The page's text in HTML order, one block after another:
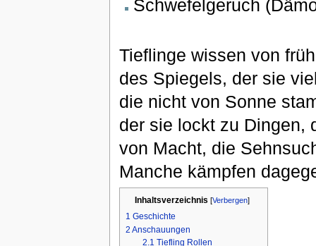
Schwefelgeruch
Tieflinge wissen von
des Spiegels, der sie
die nicht von Sonne
der sie lockt zu Dingen,
von Macht, die
Manche kämpfen
Inhaltsverzeichnis [Verbergen]
1 Geschichte
2 Anschauungen
2.1 Tiefling Rollen